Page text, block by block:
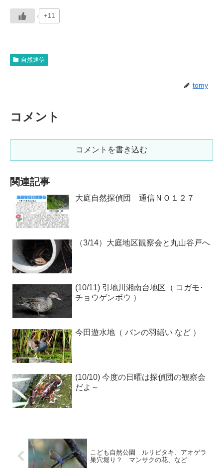
+11
自然通信
tomy
コメント
コメントを書き込む
関連記事
大庭自然探偵団 通信ＮＯ１２７
（3/14）大庭地区観察会と丸山谷戸へ
(10/11) 引地川湘南台地区（ コガモ･
チョウゲンボウ ）
今田遊水地（ バンの羽繕い など ）
(10/10) 今度の日曜は探偵団の観察会
だよ～
こども自然公園 ルリビタキ、アオゲラ
巣穴堀り？ マンサクの花、など